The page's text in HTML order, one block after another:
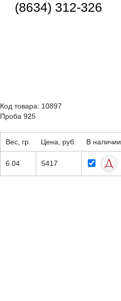
(8634) 312-326
Код товара: 10897
Проба 925
Вес, гр. Цена, руб. В наличии
6.04 5417